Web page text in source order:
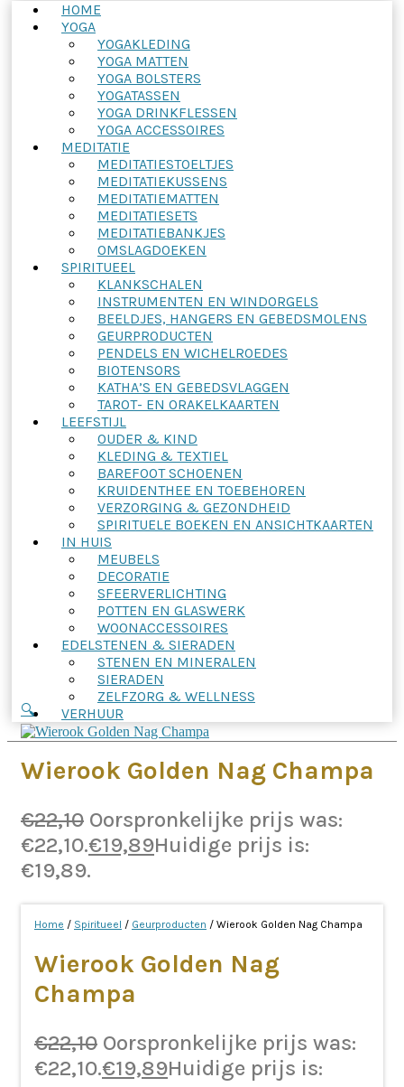
HOME
YOGA
YOGAKLEDING
YOGA MATTEN
YOGA BOLSTERS
YOGATASSEN
YOGA DRINKFLESSEN
YOGA ACCESSOIRES
MEDITATIE
MEDITATIESTOELTJES
MEDITATIEKUSSENS
MEDITATIEMATTEN
MEDITATIESETS
MEDITATIEBANKJES
OMSLAGDOEKEN
SPIRITUEEL
KLANKSCHALEN
INSTRUMENTEN EN WINDORGELS
BEELDJES, HANGERS EN GEBEDSMOLENS
GEURPRODUCTEN
PENDELS EN WICHELROEDES
BIOTENSORS
KATHA’S EN GEBEDSVLAGGEN
TAROT- EN ORAKELKAARTEN
LEEFSTIJL
OUDER & KIND
KLEDING & TEXTIEL
BAREFOOT SCHOENEN
KRUIDENTHEE EN TOEBEHOREN
VERZORGING & GEZONDHEID
SPIRITUELE BOEKEN EN ANSICHTKAARTEN
IN HUIS
MEUBELS
DECORATIE
SFEERVERLICHTING
POTTEN EN GLASWERK
WOONACCESSOIRES
EDELSTENEN & SIERADEN
STENEN EN MINERALEN
SIERADEN
ZELFZORG & WELLNESS
VERHUUR
🔍
Wierook Golden Nag Champa
€22,10 Oorspronkelijke prijs was:
€22,10.€19,89Huidige prijs is:
€19,89.
Home / Spiritueel / Geurproducten / Wierook Golden Nag Champa
Wierook Golden Nag
Champa
€22,10 Oorspronkelijke prijs was:
€22,10.€19,89Huidige prijs is: